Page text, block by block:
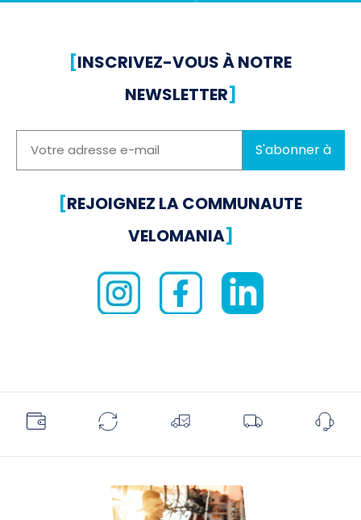
[INSCRIVEZ-VOUS À NOTRE
NEWSLETTER]
S'abonner à
[REJOIGNEZ LA COMMUNAUTE
VELOMANIA]